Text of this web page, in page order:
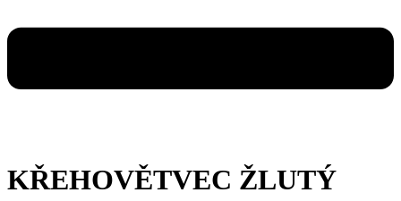
KŘEHOVĚTVEC ŽLUTÝ